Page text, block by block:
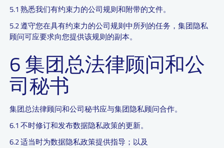
5.1 熟悉我们有约束力的公司规则和附带的文件。
5.2 遵守您在具有约束力的公司规则中所列的任务，集团隐私
顾问可应要求向您提供该规则的副本。
6 集团总法律顾问和公
司秘书
集团总法律顾问和公司秘书应与集团隐私顾问合作。
6.1 不时修订和发布数据隐私政策的更新。
6.2 适当时为数据隐私政策提供指导；以及